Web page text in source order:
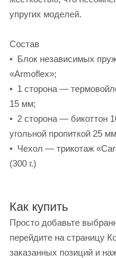
упругих моделей.
Состав
• Блок независимых
«Armoflex»;
• 1 сторона —
15 мм;
• 2 сторона — бикоттон
угольной пропиткой 25 мм
• Чехол — трикотаж
(300 г.)
Как купить
Просто добавьте
перейдите на страницу
заказанных позиций и